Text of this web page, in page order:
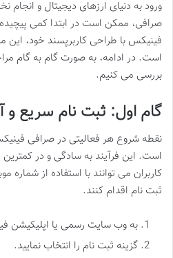
ورود به دنیای ارزهای دیجیتال و
صرافی، ممکن است در ابتدا کمی
فینیکس با طراحی کاربرپسند خود، این
است. در ادامه، به صورت گام به گام
بررسی می کنیم.
گام اول: ثبت نام سریع
نقطه شروع هر فعالیتی در صرافی
است. این فرآیند به سادگی و در
کاربران می توانند با استفاده از شماره
ثبت نام اقدام کنند.
به وب سایت رسمی یا اپلیکیشن
گزینه ثبت نام را انتخاب نمایید.